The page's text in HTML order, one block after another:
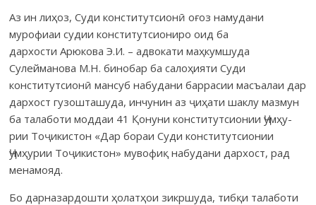
Аз ин лиҳоз, Суди конститутсионӣ оғоз намудани
мурофиаи судии консти­тут­сиониро оид ба
дархости Арюкова Э.И. – адвокати маҳкумшуда
Сулейманова М.Н. бинобар ба сало­ҳияти Суди
конститутсионӣ мансуб набу­дани баррасии масъалаи дар
дархост гузошташуда, инчунин аз ҷиҳати шаклу мазмун
ба талаботи мод­даи 41 Қонуни конститутсионии Ҷумҳу­
рии Тоҷикистон «Дар бораи Суди консти­­тут­­сионии
Ҷумҳурии Тоҷикис­тон» муво­фиқ набудани дархост, рад
менамояд.
Бо дарназардошти ҳолатҳои зикршуда, тибқи талаботи